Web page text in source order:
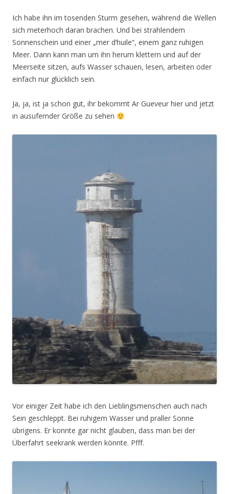
Ich habe ihn im tosenden Sturm gesehen, während die Wellen
sich meterhoch daran brachen. Und bei strahlendem
Sonnenschein und einer „mer d’huile“, einem ganz ruhigen
Meer. Dann kann man um ihn herum klettern und auf der
Meerseite sitzen, aufs Wasser schauen, lesen, arbeiten oder
einfach nur glücklich sein.
Ja, ja, ist ja schon gut, ihr bekommt Ar Gueveur hier und jetzt
in ausufernder Größe zu sehen
Vor einiger Zeit habe ich den Lieblingsmenschen auch nach
Sein geschleppt. Bei ruhigem Wasser und praller Sonne
übrigens. Er konnte gar nicht glauben, dass man bei der
Überfahrt seekrank werden könnte. Pfff.